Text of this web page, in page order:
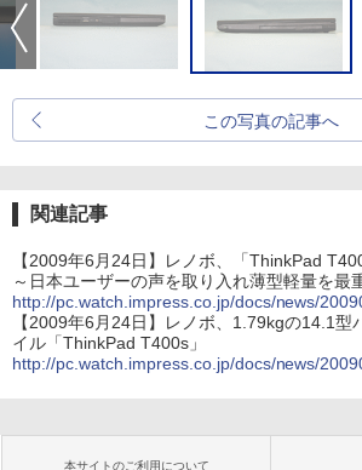
この写真の記事へ
関連記事
【2009年6月24日】レノボ、「ThinkPad
～日本ユーザーの声を取り入れ薄型軽量を最
http://pc.watch.impress.co.jp/docs/news/
【2009年6月24日】レノボ、1.79kgの14.1型
イル「ThinkPad T400s」
http://pc.watch.impress.co.jp/docs/news/
本サイトのご利用について